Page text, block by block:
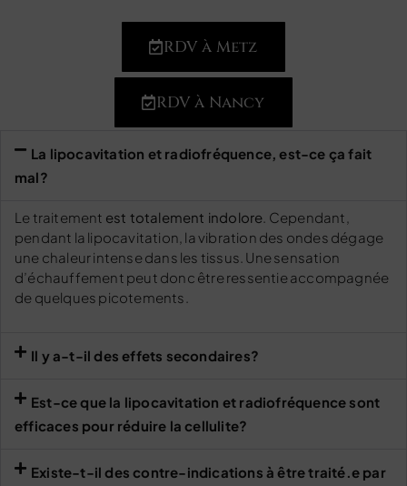
RDV à Metz
RDV à Nancy
La lipocavitation et radiofréquence, est-ce ça fait
mal?
Le traitement est totalement indolore . Cependant,
pendant la lipocavitation, la vibration des ondes dégage
une chaleur intense dans les tissus. Une sensation
d’échauffement peut donc être ressentie accompagnée
de quelques picotements.
Il y a-t-il des effets secondaires?
Est-ce que la lipocavitation et radiofréquence sont
efficaces pour réduire la cellulite?
Existe-t-il des contre-indications à être traité.e par